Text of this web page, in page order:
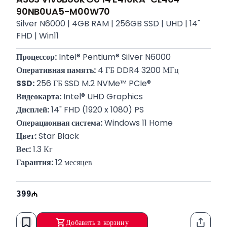
90NB0UA5-M00W70
Silver N6000 | 4GB RAM | 256GB SSD | UHD | 14"
FHD | Win11
Процессор: Intel® Pentium® Silver N6000
Оперативная память: 4 ГБ DDR4 3200 МГц
SSD: 256 ГБ SSD M.2 NVMe™ PCIe®
Видеокарта: Intel® UHD Graphics
Дисплей: 14" FHD (1920 x 1080) PS
Операционная система: Windows 11 Home
Цвет: Star Black
Вес: 1.3 Кг
Гарантия: 12 месяцев
399
Добавить в корзину